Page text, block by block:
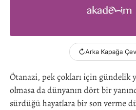
↻Arka Kapağa
Ötanazi, pek çokları için gündelik
olmasa da dünyanın dört bir
sürdüğü hayatlara bir son verme